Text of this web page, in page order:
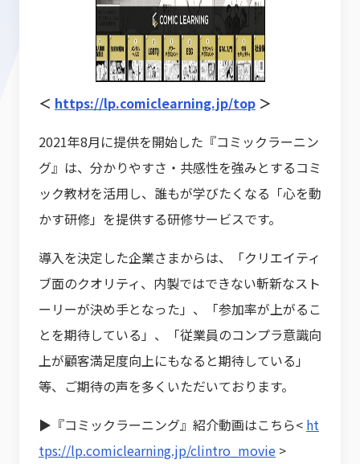
＜ https://lp.comiclearning.jp/top ＞
2021年8月に提供を開始した『コミックラーニン
グ』は、分かりやすさ・共感性を強みとするコミ
ック教材を活用し、誰もが学びたくなる「心を動
かす研修」を提供する研修サービスです。
導入を決定した企業さまからは、「クリエイティ
ブ面のクオリティ、内製ではできない斬新なスト
ーリーが決め手となった」、「参加率が上がるこ
とを期待している」、「従業員のコンプラ意識向
上が顧客満足度向上にもなると期待している」
等、ご期待の声を多くいただいております。
▶『コミックラーニング』紹介動画はこちら< ht
tps://lp.comiclearning.jp/clintro_movie >